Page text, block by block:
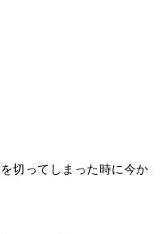
切ってしまった時に今か